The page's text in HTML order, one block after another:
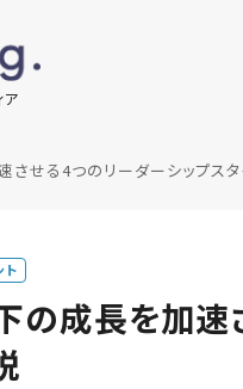
ア
させる4つのリーダーシップス
ト
の成長を加速